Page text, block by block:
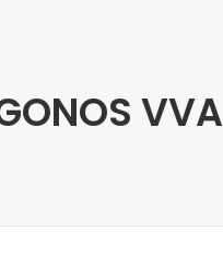
VVA